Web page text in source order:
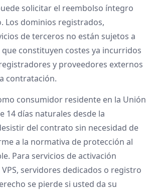
solicitar el reembolso íntegro
Los dominios registrados,
de terceros no están sujetos a
constituyen costes ya incurridos
y proveedores externos
contratación.
consumidor residente en la Unión
14 días naturales desde la
del contrato sin necesidad de
a la normativa de protección al
Para servicios de activación
servidores dedicados o registro
se pierde si usted da su